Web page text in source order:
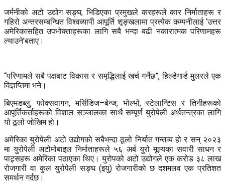
जर्मनीको अटो उद्योग सङ्घ, भिडिएका प्रमुखले करहरूले कार निर्माताहरू र
गहिरो अन्तरसम्बन्धित विश्वव्यापी आपूर्ति शृङ्खलामा प्रत्येक कम्पनीलाई ‘उत्तर
अमेरिकासहित उपभोक्ताहरूका लागि सबै भन्दा बढी नकारात्मक परिणामहरू
ल्याउने’बताए।
“परिणामले सबै पक्षबाट विकास र समृद्धिलाई खर्च गर्नेछ”, हिल्डेगार्ड मुलरले एक
विज्ञप्तिमा भने।
बिएमडब्लु, फोक्सवागन, मर्सिडिज–बेन्ज, भोल्भो, स्टेलान्टिस र तिनीहरूको
आपूर्तिकर्ताहरूको विशाल सञ्जालका साथै सम्पूर्ण युरोपेली अर्थतन्त्रका लागि
यो ठूलो जोखिम हो।
अमेरिका युरोपेली अटो उद्योगको सबैभन्दा ठूलो निर्यात गन्तव्य हो र सन् २०२३
मा युरोपेली अटोमोबाइल निर्माताहरूले ५६ अर्ब युरो मूल्यका सवारी साधन र
पाट्र्सहरू अमेरिका पठाएका थिए। युरोपको अटो उद्योगले एक करोड ३८ लाख
रोजगारी वा कुल युरोपेली सङ्घ (इयु) रोजगारीको छ दशमलव एक प्रतिशत
समर्थन गर्दछ।